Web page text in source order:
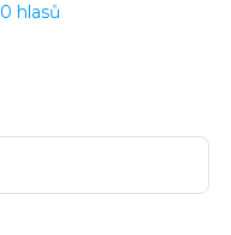
0 hlasů